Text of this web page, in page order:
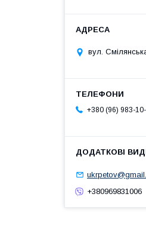
вул.
+380 (96) 983-
+380969831006